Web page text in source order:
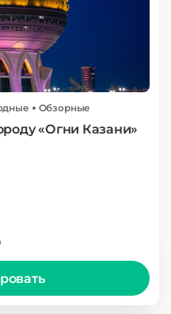
Обзорные
«Огни Казани»